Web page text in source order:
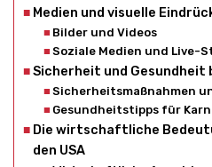
Medien und visuelle
Bilder und Videos
Soziale Medien und Live-
Sicherheit und Gesundheit
Sicherheitsmaßnahmen
Gesundheitstipps für
Die wirtschaftliche
den USA